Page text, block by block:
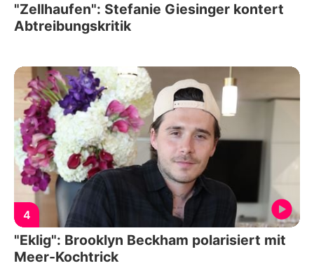
"Zellhaufen": Stefanie Giesinger kontert
Abtreibungskritik
4
"Eklig": Brooklyn Beckham polarisiert mit
Meer-Kochtrick